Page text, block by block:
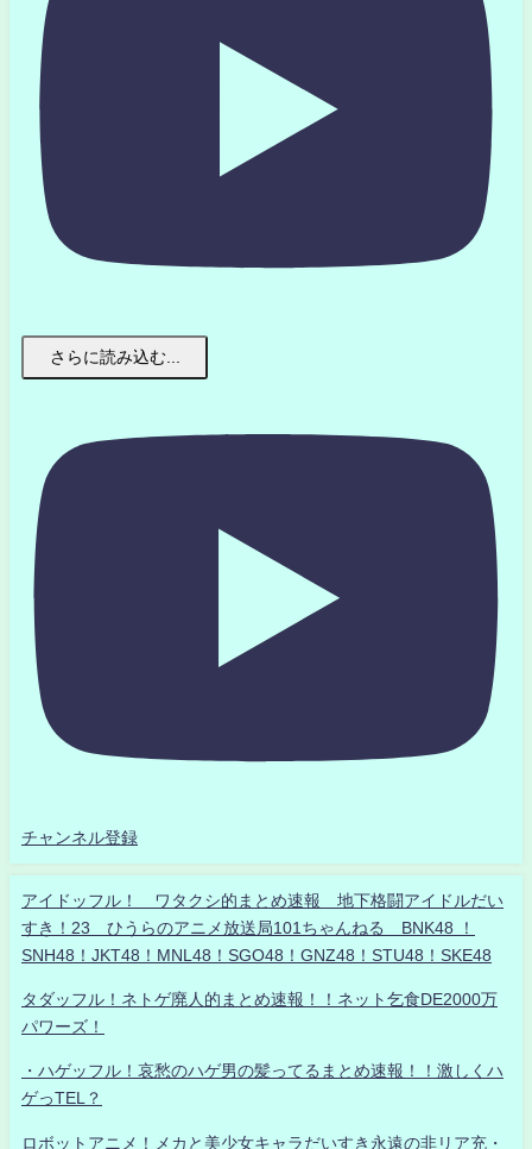
さらに読み込む...
チャンネル登録
アイドッフル！ ワタクシ的まとめ速報 地下格闘アイドルだい
すき！23 ひうらのアニメ放送局101ちゃんねる BNK48 ！
SNH48！JKT48！MNL48！SGO48！GNZ48！STU48！SKE48
タダッフル！ネトゲ廃人的まとめ速報！！ネット乞食DE2000万
パワーズ！
・ハゲッフル！哀愁のハゲ男の髪ってるまとめ速報！！激しくハ
ゲっTEL？
ロボットアニメ！メカと美少女キャラだいすき永遠の非リア充・